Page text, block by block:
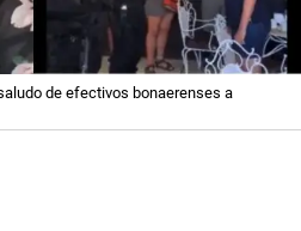
de efectivos bonaerenses a